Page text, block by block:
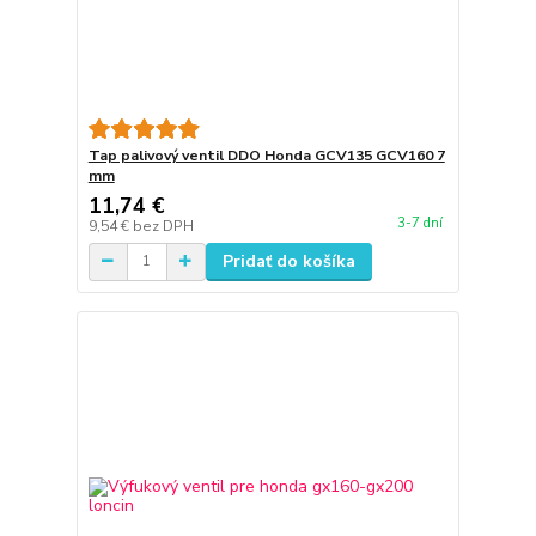
Tap palivový ventil DDO Honda GCV135 GCV160 7
mm
11,74 €
9,54 € bez DPH 3-7 dní
Pridať do košíka